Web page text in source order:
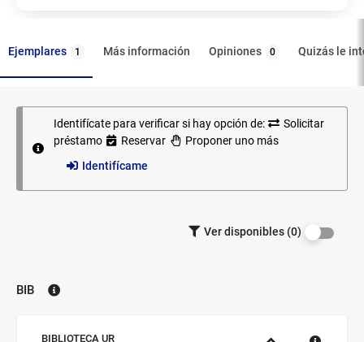
Ejemplares 1 Más información Opiniones 0 Quizás le
Ejemplares
Identifícate para verificar si hay opción de:
Solicitar
préstamo
Reservar
Proponer uno más
Identifícame
ejemplares
Ver disponibles (0)
Biblioteca:
BIB
Sucursal:
BIBLIOTECA UR